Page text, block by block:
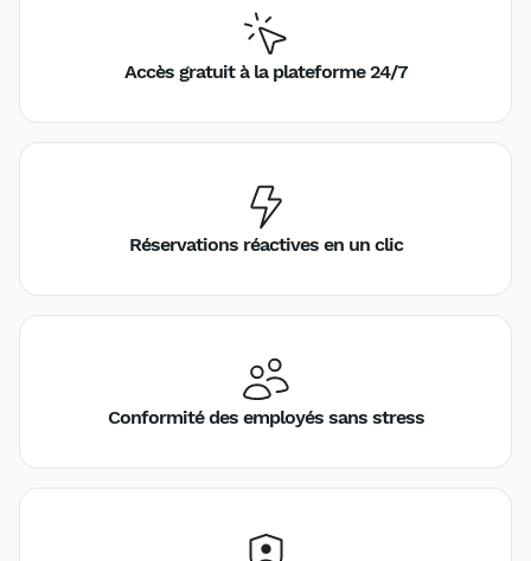
Accès gratuit à la plateforme 24/7
Réservations réactives en un clic
Conformité des employés sans stress